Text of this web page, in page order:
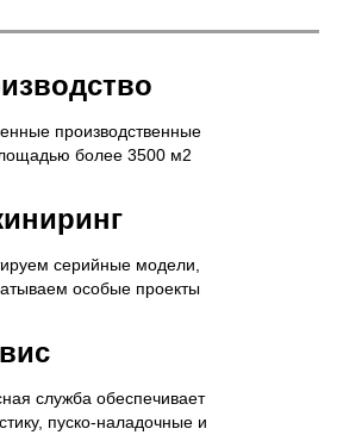
производственные
более 3500 м2
серийные модели,
особые проекты
служба обеспечивает
пуско-наладочные и